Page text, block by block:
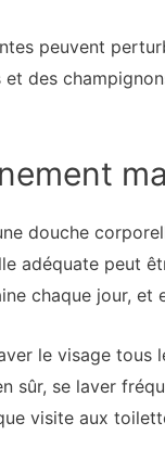
peuvent
des
douche
adéquate peut
chaque jour,
le visage tous
sûr, se laver
visite aux